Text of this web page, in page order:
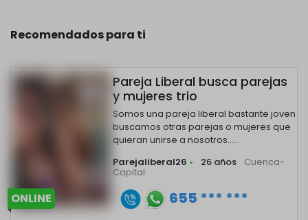
Recomendados para ti
ONLINE
Pareja Liberal busca parejas
y mujeres trio
Somos una pareja liberal bastante joven
buscamos otras parejas o mujeres que
quieran unirse a nosotros......
Parejaliberal26 • 26 años Cuenca-
Capital
655 *** ***